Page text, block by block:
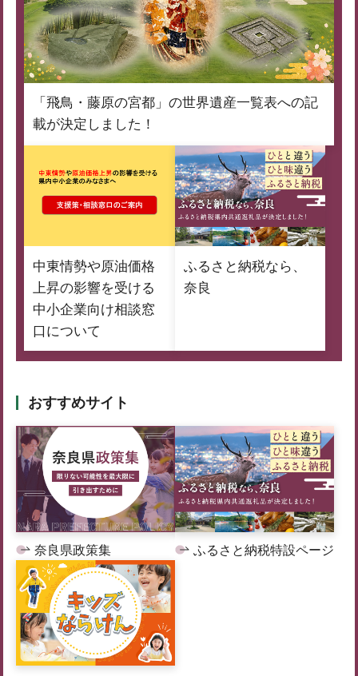
「飛鳥・藤原の宮都」の世界遺産一覧表への記
載が決定しました！
中東情勢や原油価格
上昇の影響を受ける
中小企業向け相談窓
口について
ふるさと納税なら、
奈良
おすすめサイト
奈良県政策集 ふるさと納税特設ページ